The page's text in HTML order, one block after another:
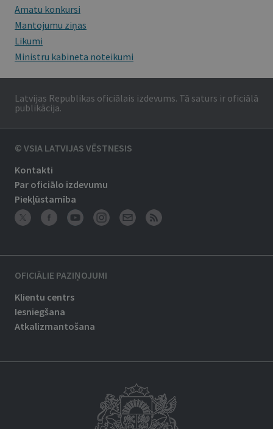
Amatu konkursi
Mantojumu ziņas
Likumi
Ministru kabineta noteikumi
Latvijas Republikas oficiālais izdevums. Tā saturs ir oficiālā
publikācija.
© VSIA LATVIJAS VĒSTNESIS
Kontakti
Par oficiālo izdevumu
Piekļūstamība
OFICIĀLIE PAZIŅOJUMI
Klientu centrs
Iesniegšana
Atkalizmantošana